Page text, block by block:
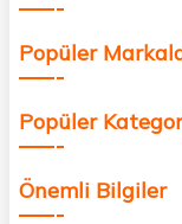
Popüler
Popüler
Önemli Bilgiler